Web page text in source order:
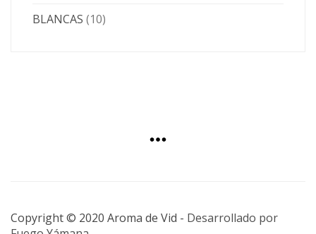
BLANCAS (10)
Copyright © 2020 Aroma de Vid - Desarrollado por